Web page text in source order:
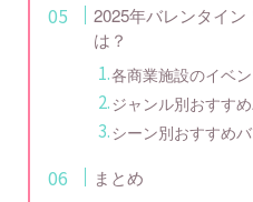
2025年バレンタイン
は？
各商業施設のイベ
ジャンル別おすす
シーン別おすすめ
まとめ